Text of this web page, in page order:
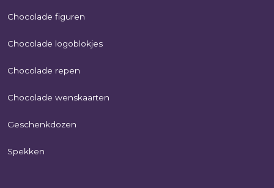
Chocolade figuren
Chocolade logoblokjes
Chocolade repen
Chocolade wenskaarten
Geschenkdozen
Spekken